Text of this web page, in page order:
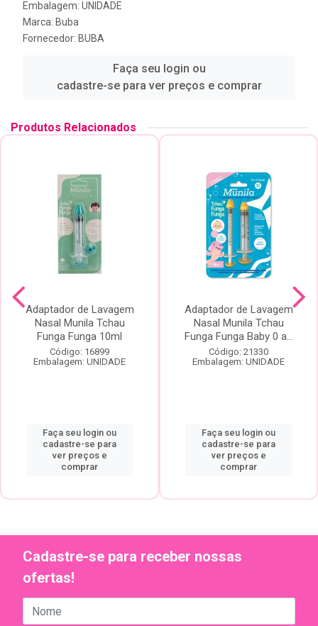
Embalagem: UNIDADE
Marca: Buba
Fornecedor: BUBA
Faça seu login ou
cadastre-se para ver preços e comprar
Produtos Relacionados
Adaptador de Lavagem
Nasal Munila Tchau
Funga Funga 10ml
Código: 16899
Embalagem: UNIDADE
Faça seu login ou
cadastre-se para
ver preços e
comprar
Adaptador de Lavagem
Nasal Munila Tchau
Funga Funga Baby 0 a...
Código: 21330
Embalagem: UNIDADE
Faça seu login ou
cadastre-se para
ver preços e
comprar
Cadastre-se para receber nossas
ofertas!